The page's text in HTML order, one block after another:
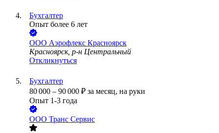
Бухгалтер
Опыт более 6 лет
ООО Аэрофлекс Красноярск
Красноярск, р-н Центральный
Откликнуться
Бухгалтер
80 000 – 90 000 ₽ за месяц, на руки
Опыт 1-3 года
ООО Транс Сервис